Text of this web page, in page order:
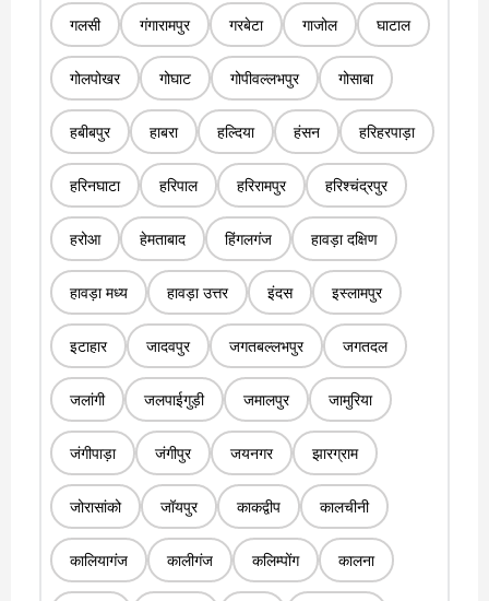
गलसी गंगारामपुर गरबेटा गाजोल घाटाल
गोलपोखर गोघाट गोपीवल्लभपुर गोसाबा
हबीबपुर हाबरा हल्दिया हंसन हरिहरपाड़ा
हरिनघाटा हरिपाल हरिरामपुर हरिश्चंद्रपुर
हरोआ हेमताबाद हिंगलगंज हावड़ा दक्षिण
हावड़ा मध्य हावड़ा उत्तर इंदस इस्लामपुर
इटाहार जादवपुर जगतबल्लभपुर जगतदल
जलांगी जलपाईगुड़ी जमालपुर जामुरिया
जंगीपाड़ा जंगीपुर जयनगर झारग्राम
जोरासांको जॉयपुर काकद्वीप कालचीनी
कालियागंज कालीगंज कलिम्पोंग कालना